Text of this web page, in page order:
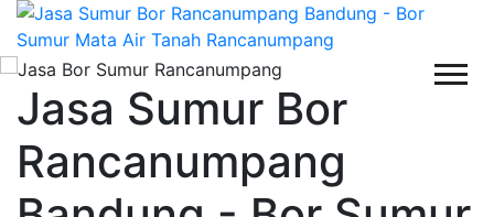
Jasa Sumur Bor
Rancanumpang